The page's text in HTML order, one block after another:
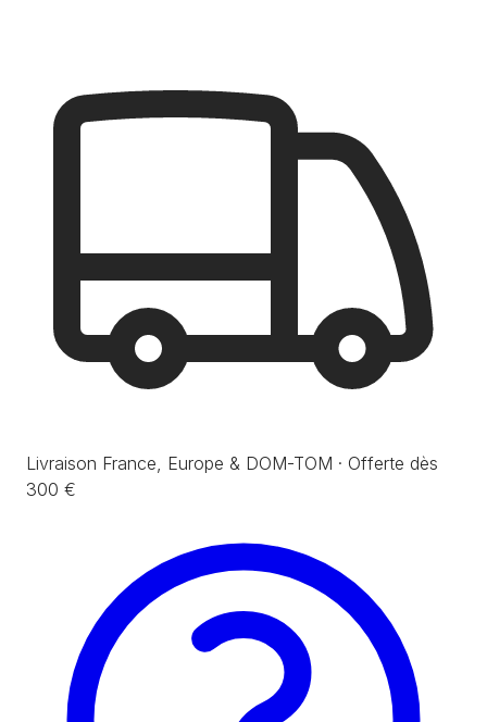
Livraison France, Europe & DOM-TOM · Offerte dès
300 €